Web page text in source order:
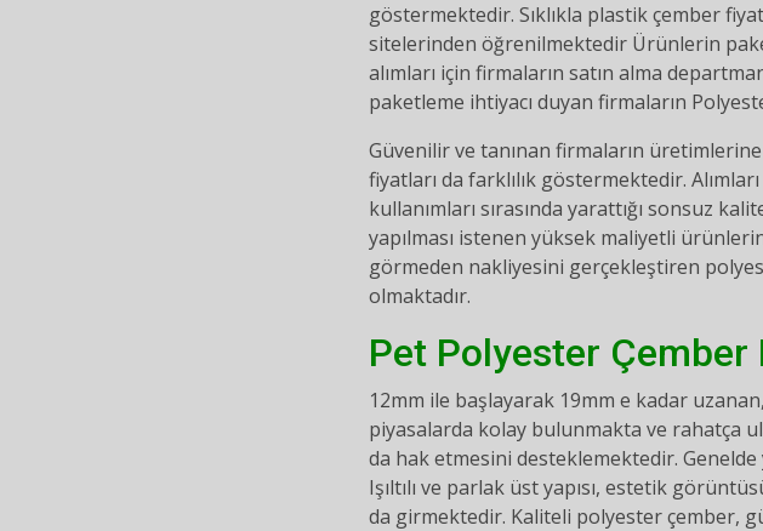
göstermektedir. Sıklıkla plastik çember
sitelerinden öğrenilmektedir Ürünlerin
alımları için firmaların satın alma
paketleme ihtiyacı duyan firmaların
Güvenilir ve tanınan firmaların
fiyatları da farklılık göstermektedir.
kullanımları sırasında yarattığı sonsuz
yapılması istenen yüksek maliyetli
görmeden nakliyesini gerçekleştiren
olmaktadır.
Pet Polyester Çember
12mm ile başlayarak 19mm e kadar
piyasalarda kolay bulunmakta ve rahatça
da hak etmesini desteklemektedir.
Işıltılı ve parlak üst yapısı, estetik
da girmektedir. Kaliteli polyester çember,